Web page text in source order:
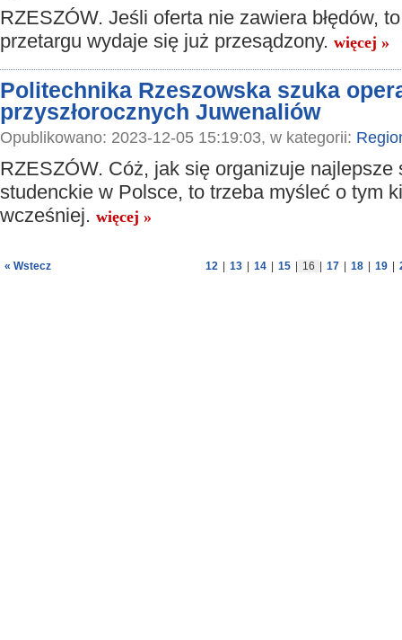
RZESZÓW. Jeśli oferta nie zawiera błędów,
przetargu wydaje się już przesądzony. więcej »
Politechnika Rzeszowska szuka
przyszłorocznych Juwenaliów
Opublikowano: 2023-12-05 15:19:03, w kategorii:
RZESZÓW. Cóż, jak się organizuje najlepsze
studenckie w Polsce, to trzeba myśleć o tym
wcześniej. więcej »
« Wstecz 12 13 14 15 16 17 18 19